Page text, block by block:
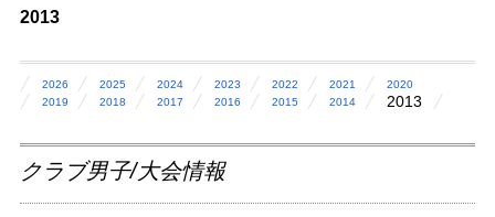
2013
2026 2025 2024 2023 2022 2021
2020
2019
2018 2017 2016 2015 2014 2013
クラブ男子/大会情報